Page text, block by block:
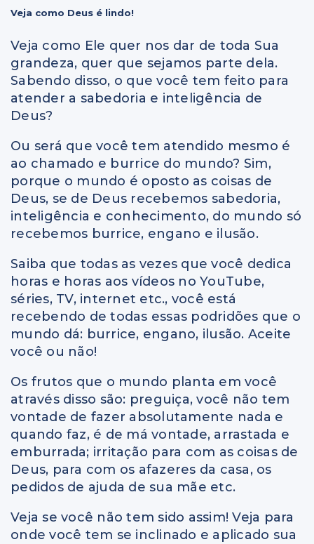
Veja como Deus é lindo!
Veja como Ele quer nos dar de toda Sua
grandeza, quer que sejamos parte dela.
Sabendo disso, o que você tem feito para
atender a sabedoria e inteligência de
Deus?
Ou será que você tem atendido mesmo é
ao chamado e burrice do mundo? Sim,
porque o mundo é oposto as coisas de
Deus, se de Deus recebemos sabedoria,
inteligência e conhecimento, do mundo só
recebemos burrice, engano e ilusão.
Saiba que todas as vezes que você dedica
horas e horas aos vídeos no YouTube,
séries, TV, internet etc., você está
recebendo de todas essas podridões que o
mundo dá: burrice, engano, ilusão. Aceite
você ou não!
Os frutos que o mundo planta em você
através disso são: preguiça, você não tem
vontade de fazer absolutamente nada e
quando faz, é de má vontade, arrastada e
emburrada; irritação para com as coisas de
Deus, para com os afazeres da casa, os
pedidos de ajuda de sua mãe etc.
Veja se você não tem sido assim! Veja para
onde você tem se inclinado e aplicado sua